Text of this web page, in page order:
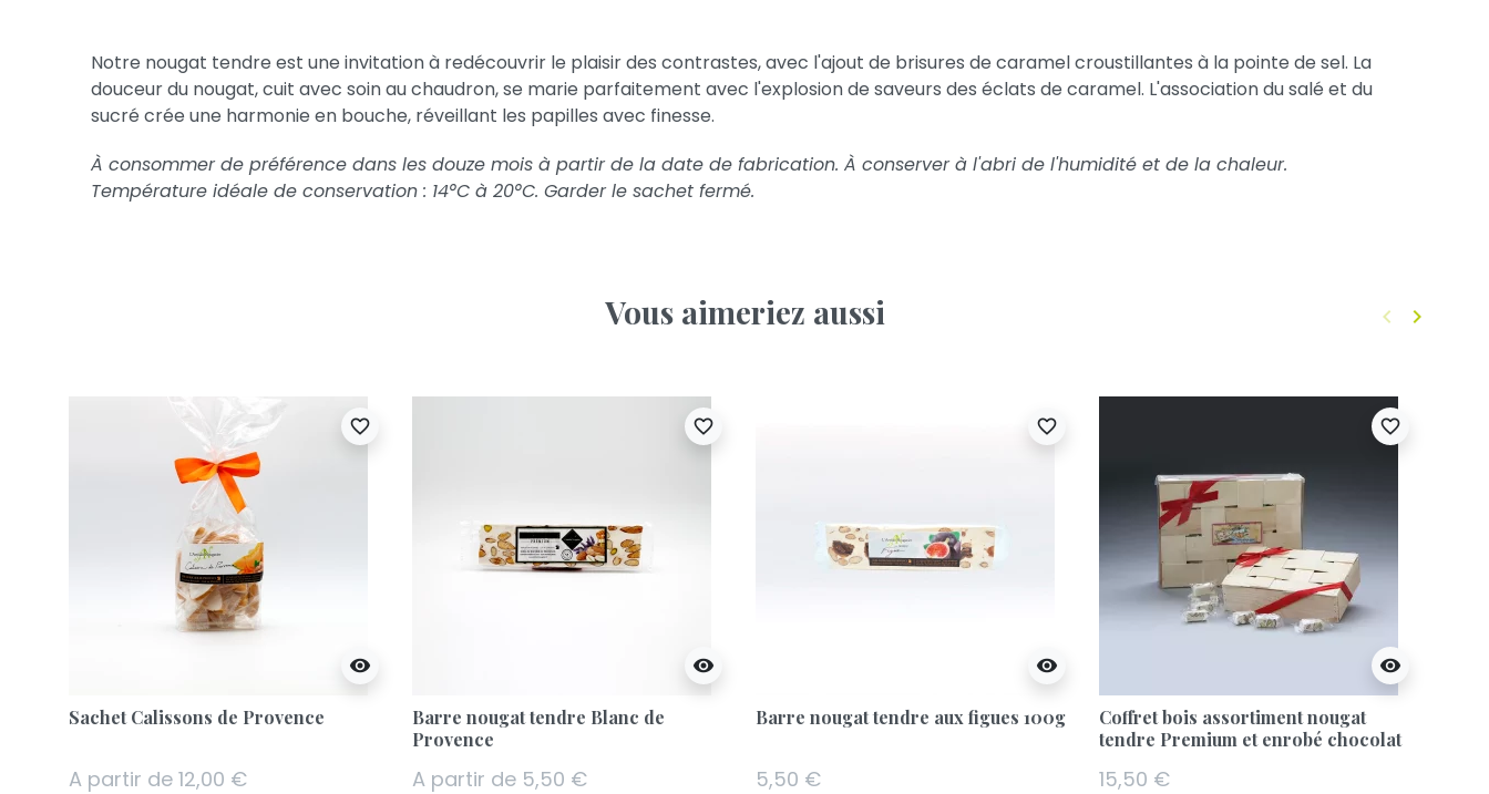
Notre nougat tendre est une invitation à redécouvrir le plaisir des contrastes, avec l'ajout de brisures de caramel croustillantes à la pointe de sel. La
douceur du nougat, cuit avec soin au chaudron, se marie parfaitement avec l'explosion de saveurs des éclats de caramel. L'association du salé et du
sucré crée une harmonie en bouche, réveillant les papilles avec finesse.
À consommer de préférence dans les douze mois à partir de la date de fabrication. À conserver à l'abri de l'humidité et de la chaleur.
Température idéale de conservation : 14°C à 20°C. Garder le sachet fermé.
Vous aimeriez aussi Précédent
keyboard_arrow_left Suivant
keyboard_arrow_right
visibility
favorite_border
Sachet Calissons de Provence
A partir de 12,00 €
visibility
favorite_border
Barre nougat tendre Blanc de
Provence
A partir de 5,50 €
visibility
favorite_border
Barre nougat tendre aux figues 100g
5,50 €
visibility
favorite_border
Coffret bois assortiment nougat
tendre Premium et enrobé chocolat
15,50 €